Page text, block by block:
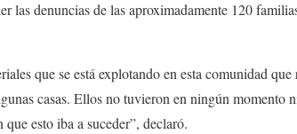
las denuncias de las aproximadamente 120
que se está explotando en esta comunidad
casas. Ellos no tuvieron en ningún momento
esto iba a suceder”, declaró.